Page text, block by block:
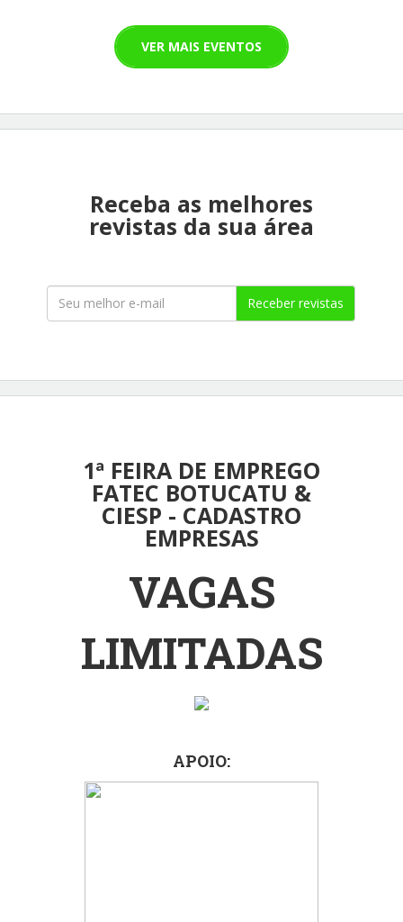
VER MAIS EVENTOS
Receba as melhores
revistas da sua área
Receber revistas
1ª FEIRA DE EMPREGO
FATEC BOTUCATU &
CIESP - CADASTRO
EMPRESAS
VAGAS
LIMITADAS
APOIO: